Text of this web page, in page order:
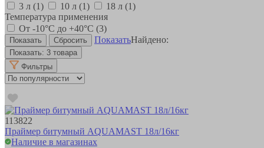
3 л (1) 10 л (1) 18 л (1)
Температура применения
От -10°С до +40°С (3)
ПоказатьНайдено:
Показать: 3 товара
Фильтры
113822
Праймер битумный AQUAMAST 18л/16кг
Наличие в магазинах